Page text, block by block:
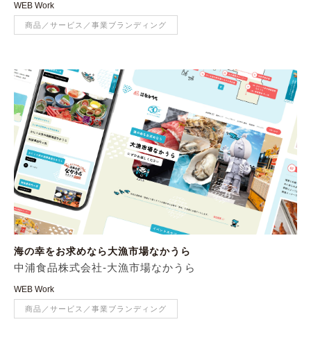
WEB Work
商品／サービス／事業ブランディング
海の幸をお求めなら大漁市場なかうら
中浦食品株式会社-大漁市場なかうら
WEB Work
商品／サービス／事業ブランディング